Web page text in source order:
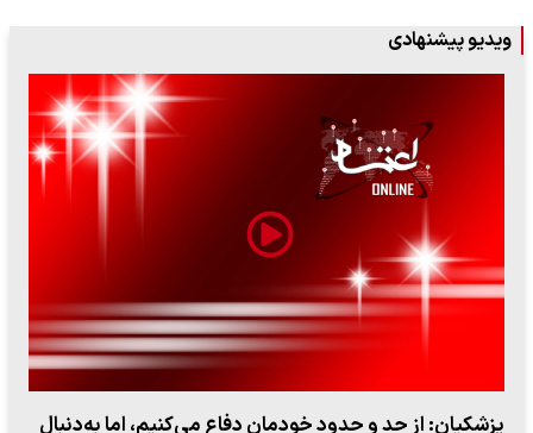
ویدیو پیشنهادی
پزشکیان: از حد و حدود خودمان دفاع می‌کنیم، اما به‌دنبال